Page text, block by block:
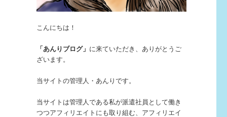
こんにちは！
「あんりブログ」 に来ていただき、ありがとうご
ざいます。
当サイトの管理人・あんりです。
当サイトは管理人である私が派遣社員として働き
つつアフィリエイトにも取り組む、アフィリエイ